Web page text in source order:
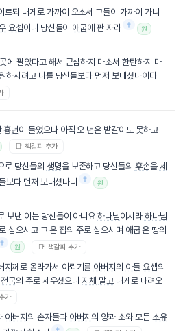
르되 내게로 가까이 오소서 그들이 가까이 가니
요셉이니 당신들이 애굽에 판 자라 † 원
에 팔았다고 해서 근심하지 마소서 한탄하지 마
하시려고 나를 당신들보다 먼저 보내셨나이다
흉년이 들었으나 아직 오 년은 밭갈이도 못하고
📑 책갈피 추가
로 당신들의 생명을 보존하고 당신들의 후손을 세
보다 먼저 보내셨나니 † 원
보낸 이는 당신들이 아니요하나님이시라 하나님
삼으시고 그 온 집의 주로 삼으시며 애굽온 땅의
† 원 📑 책갈피 추가
지께로 올라가서 아뢰기를 아버지의 아들 요셉의
전국의 주로 세우셨으니지체 말고 내게로 내려오
가
아버지의 손자들과 아버지의 양과 소와 모든 소유